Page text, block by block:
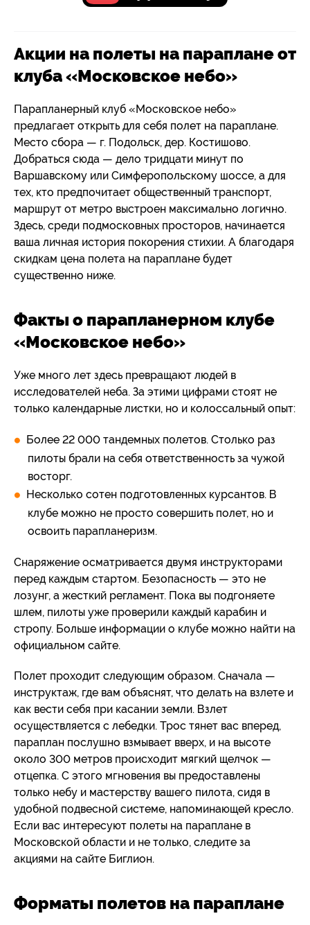
Акции на полеты на параплане от
клуба «Московское небо»
Парапланерный клуб «Московское небо»
предлагает открыть для себя полет на параплане.
Место сбора — г. Подольск, дер. Костишово.
Добраться сюда — дело тридцати минут по
Варшавскому или Симферопольскому шоссе, а для
тех, кто предпочитает общественный транспорт,
маршрут от метро выстроен максимально логично.
Здесь, среди подмосковных просторов, начинается
ваша личная история покорения стихии. А благодаря
скидкам цена полета на параплане будет
существенно ниже.
Факты о парапланерном клубе
«Московское небо»
Уже много лет здесь превращают людей в
исследователей неба. За этими цифрами стоят не
только календарные листки, но и колоссальный опыт:
Более 22 000 тандемных полетов. Столько раз
пилоты брали на себя ответственность за чужой
восторг.
Несколько сотен подготовленных курсантов. В
клубе можно не просто совершить полет, но и
освоить парапланеризм.
Снаряжение осматривается двумя инструкторами
перед каждым стартом. Безопасность — это не
лозунг, а жесткий регламент. Пока вы подгоняете
шлем, пилоты уже проверили каждый карабин и
стропу. Больше информации о клубе можно найти на
официальном сайте.
Полет проходит следующим образом. Сначала —
инструктаж, где вам объяснят, что делать на взлете и
как вести себя при касании земли. Взлет
осуществляется с лебедки. Трос тянет вас вперед,
параплан послушно взмывает вверх, и на высоте
около 300 метров происходит мягкий щелчок —
отцепка. С этого мгновения вы предоставлены
только небу и мастерству вашего пилота, сидя в
удобной подвесной системе, напоминающей кресло.
Если вас интересуют полеты на параплане в
Московской области и не только, следите за
акциями на сайте Биглион.
Форматы полетов на параплане